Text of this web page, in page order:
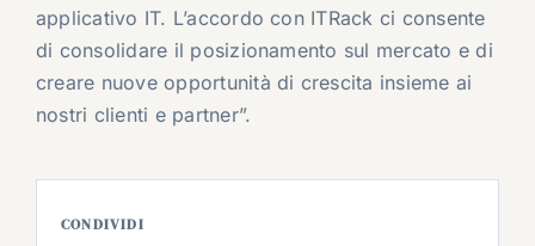
applicativo IT. L’accordo con ITRack ci consente
di consolidare il posizionamento sul mercato e di
creare nuove opportunità di crescita insieme ai
nostri clienti e partner”.
CONDIVIDI